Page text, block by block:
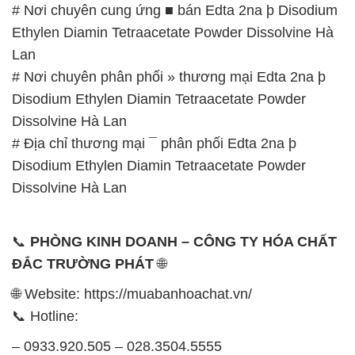
# Nơi chuyên cung ứng ■ bán Edta 2na þ Disodium
Ethylen Diamin Tetraacetate Powder Dissolvine Hà
Lan
# Nơi chuyên phân phối » thương mại Edta 2na þ
Disodium Ethylen Diamin Tetraacetate Powder
Dissolvine Hà Lan
# Địa chỉ thương mại ¯ phân phối Edta 2na þ
Disodium Ethylen Diamin Tetraacetate Powder
Dissolvine Hà Lan
📞 PHÒNG KINH DOANH – CÔNG TY HÓA CHẤT
ĐẮC TRƯỜNG PHÁT🌐
🌐 Website: https://muabanhoachat.vn/
📞 Hotline:
– 0933.920.505 – 028.3504.5555